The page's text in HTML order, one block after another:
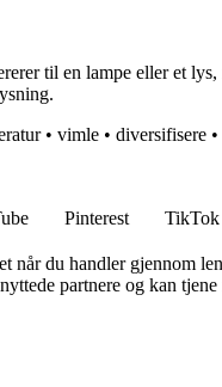
til en lampe eller et
• vimle • diversifisere •
Pinterest TikTok
du handler gjennom
partnere og kan